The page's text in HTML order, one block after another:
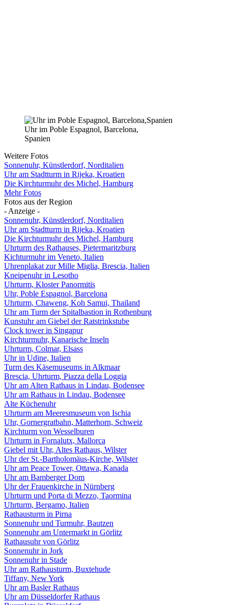
Uhr im Poble Espagnol, Barcelona,
Spanien
Weitere Fotos
Sonnenuhr, Künstlerdorf, Norditalien
Uhr am Stadtturm in Rijeka, Kroatien
Die Kirchturmuhr des Michel, Hamburg
Mehr Fotos
Fotos aus der Region
- Anzeige -
Sonnenuhr, Künstlerdorf, Norditalien
Uhr am Stadtturm in Rijeka, Kroatien
Die Kirchturmuhr des Michel, Hamburg
Uhrturm des Rathauses, Pietermaritzburg
Kichturmuhr im Veneto, Italien
Uhrenplakat zur Mille Miglia, Brescia, Italien
Kneipenuhr in Lesotho
Uhrturm, Kloster Panormitis
Uhr, Poble Espagnol, Barcelona
Uhrturm, Chaweng, Koh Samui, Thailand
Uhr am Turm der Spitalbastion in Rothenburg
Kunstuhr am Giebel der Ratstrinkstube
Clock tower in Singapur
Kirchturmuhr, Kanarische Inseln
Uhrturm, Colmar, Elsass
Uhr in Udine, Italien
Turm des Käsemuseums in Alkmaar
Brescia, Uhrturm, Piazza della Loggia
Uhr am Alten Rathaus in Lindau, Bodensee
Uhr am Rathaus in Lindau, Bodensee
Alte Küchenuhr
Uhrturm am Meeresmuseum von Ischia
Uhr, Gornergratbahn, Matterhorn, Schweiz
Kirchturm von Wesselburen
Uhrturm in Fornalutx, Mallorca
Giebel mit Uhr, Altes Rathaus, Wilster
Uhr der St.-Bartholomäus-Kirche, Wilster
Uhr am Peace Tower, Ottawa, Kanada
Uhr am Bamberger Dom
Uhr der Frauenkirche in Nürnberg
Uhrturm und Porta di Mezzo, Taormina
Uhrturm, Bergamo, Italien
Rathausturm in Pirna
Sonnenuhr und Turmuhr, Bautzen
Sonnenuhr am Untermarkt in Görlitz
Rathausuhr von Görlitz
Sonnenuhr in Jork
Sonnenuhr in Stade
Uhr am Rathausturm, Buxtehude
Tiffany, New York
Uhr am Basler Rathaus
Uhr am Düsseldorfer Rathaus